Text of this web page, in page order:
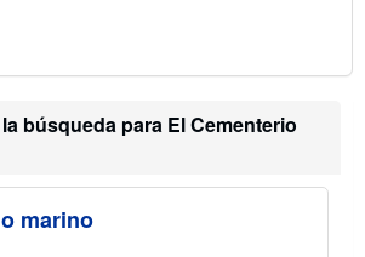
búsqueda para El Cementerio
marino